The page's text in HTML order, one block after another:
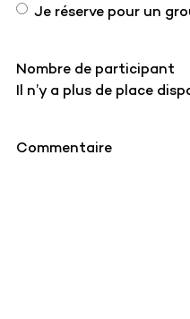
Je réserve pour un
Nombre de participant
Il n’y a plus de place
Commentaire